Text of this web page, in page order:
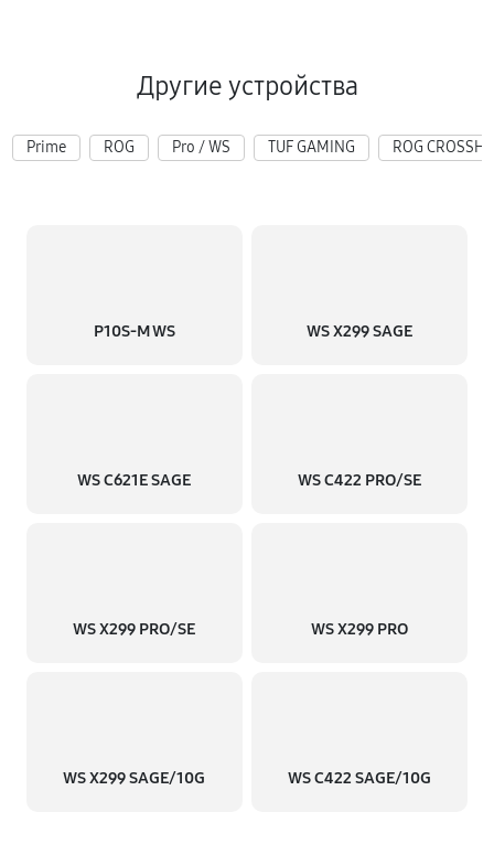
Другие устройства
Prime ROG Pro / WS TUF GAMING ROG
P10S-M WS WS X299 SAGE
WS C621E SAGE WS C422 PRO/SE
WS X299 PRO/SE WS X299 PRO
WS X299 SAGE/10G WS C422 SAGE/10G